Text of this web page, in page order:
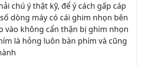
chú ý thật kỹ, để ý cách gấp cáp
dòng máy có cái ghim nhọn bên
vào không cẩn thận bị ghim nhọn
là hỏng luôn bàn phím và cũng